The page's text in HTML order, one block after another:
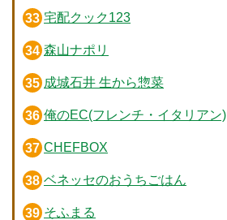
宅配クック123
森山ナポリ
成城石井 生から惣菜
俺のEC(フレンチ・イタリアン)
CHEFBOX
ベネッセのおうちごはん
そふまる